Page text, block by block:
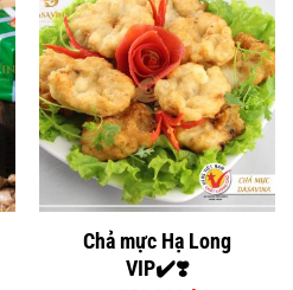
Chả mực Hạ Long
VIP✔️❣️